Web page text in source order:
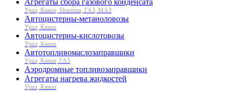
Агрегаты сбора газового конденсата
Урал, Камаз, Shacman, ГАЗ, МАЗ
Автоцистерны-метаноловозы
Урал, Камаз
Автоцистерны-кислотовозы
Урал, Камаз
Автотопливомаслозаправщики
Урал, Камаз, ГАЗ
Аэродромные топливозаправщики
Агрегаты нагрева жидкостей
Урал, Камаз